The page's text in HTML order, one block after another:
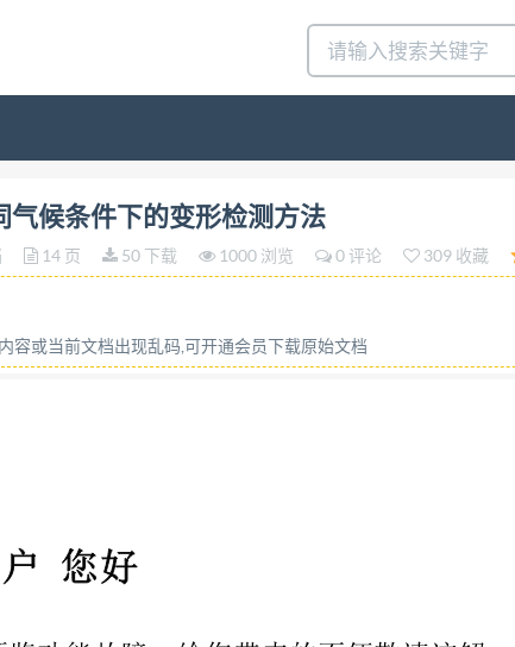
标准 GB/T24494—2009 门两侧在不同气候条件下的
， Doors---Behaviour between two different
发布 中国国家标准化管理委员会 GB/
本标准根 据ISO6445：2005（E）重新起草。 根据
下： 根据我国标准编写规定，在第1章中增加了“
GB/T9158 《建筑用窗承受机械力的检测方法》；
改： 删除国际标准的前言； “本国际标准”一词改为
标准由中华人民共和国住房和城乡建设部提出。 本
中国建筑科学研究院、中国建筑标准设计研究院。
研究院、广东省东莞市坚朗五金制品有限公司、福
、庄国伟、谭上飞、张士翔、徐勤、刘新生、杜万
候条件下的变形检测方法
14 页 50 下载 1000 浏览 0 评论 309 收藏
容或当前文档出现乱码,可开通会员下载原始文档